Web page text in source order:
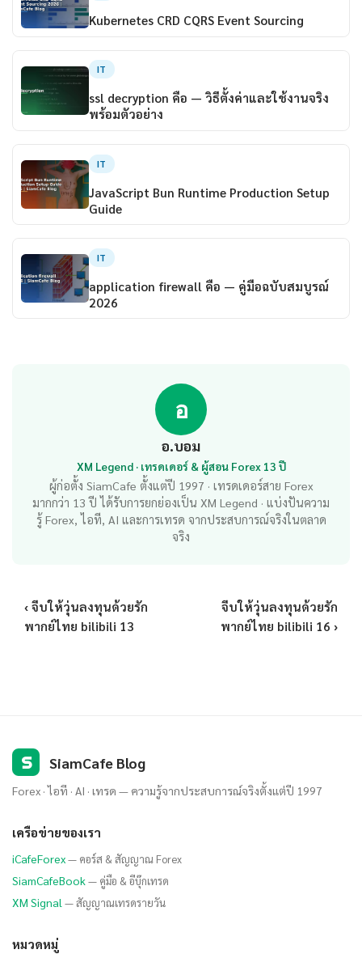
Kubernetes CRD CQRS Event Sourcing
IT
ssl decryption คือ — วิธีตั้งค่าและใช้งานจริง
พร้อมตัวอย่าง
IT
JavaScript Bun Runtime Production Setup
Guide
IT
application firewall คือ — คู่มือฉบับสมบูรณ์
2026
อ
อ.บอม
XM Legend · เทรดเดอร์ & ผู้สอน Forex 13 ปี
ผู้ก่อตั้ง SiamCafe ตั้งแต่ปี 1997 · เทรดเดอร์สาย Forex
มากกว่า 13 ปี ได้รับการยกย่องเป็น XM Legend · แบ่งปันความ
รู้ Forex, ไอที, AI และการเทรด จากประสบการณ์จริงในตลาด
จริง
‹ จีบให้วุ่นลงทุนด้วยรัก
พากย์ไทย bilibili 13
จีบให้วุ่นลงทุนด้วยรัก
พากย์ไทย bilibili 16 ›
S SiamCafe Blog
Forex · ไอที · AI · เทรด — ความรู้จากประสบการณ์จริงตั้งแต่ปี 1997
เครือข่ายของเรา
iCafeForex— คอร์ส & สัญญาณ Forex
SiamCafeBook— คู่มือ & อีบุ๊กเทรด
XM Signal — สัญญาณเทรดรายวัน
หมวดหมู่